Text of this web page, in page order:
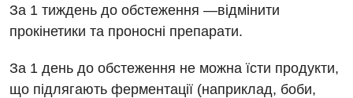
За 1 тиждень до обстеження —відмінити
прокінетики та проносні препарати.
За 1 день до обстеження не можна їсти продукти,
що підлягають ферментації (наприклад, боби,